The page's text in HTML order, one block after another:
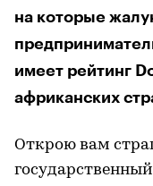
на которые
имеет рейтинг
африканских
Открою вам